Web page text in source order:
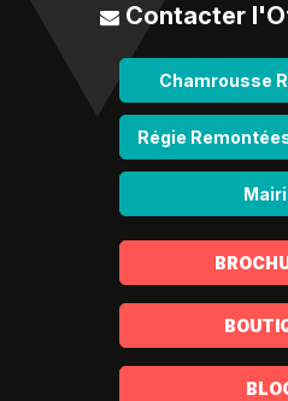
Contacter
Chamrousse
Régie